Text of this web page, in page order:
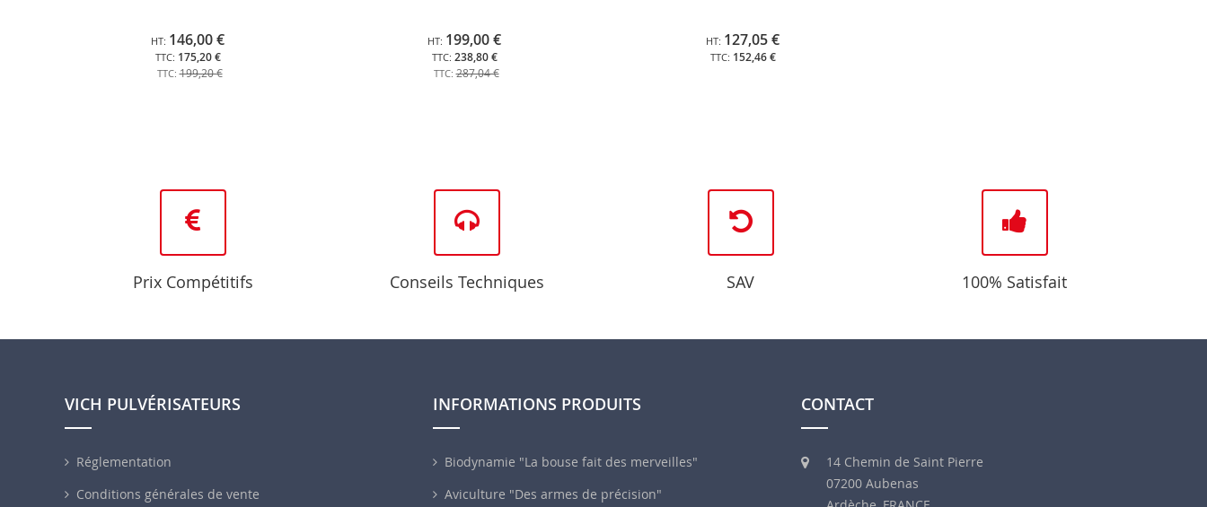
175,20 €
146,00 €
199,20 €
238,80 €
199,00 €
287,04 €
152,46 €
127,05 €
Prix Compétitifs Conseils Techniques SAV 100% Satisfait
VICH PULVÉRISATEURS
Réglementation
Conditions générales de vente
INFORMATIONS PRODUITS
Biodynamie "La bouse fait des merveilles"
Aviculture "Des armes de précision"
CONTACT
14 Chemin de Saint Pierre
07200 Aubenas